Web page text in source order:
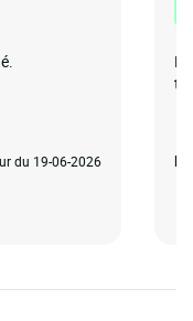
du 19-06-2026